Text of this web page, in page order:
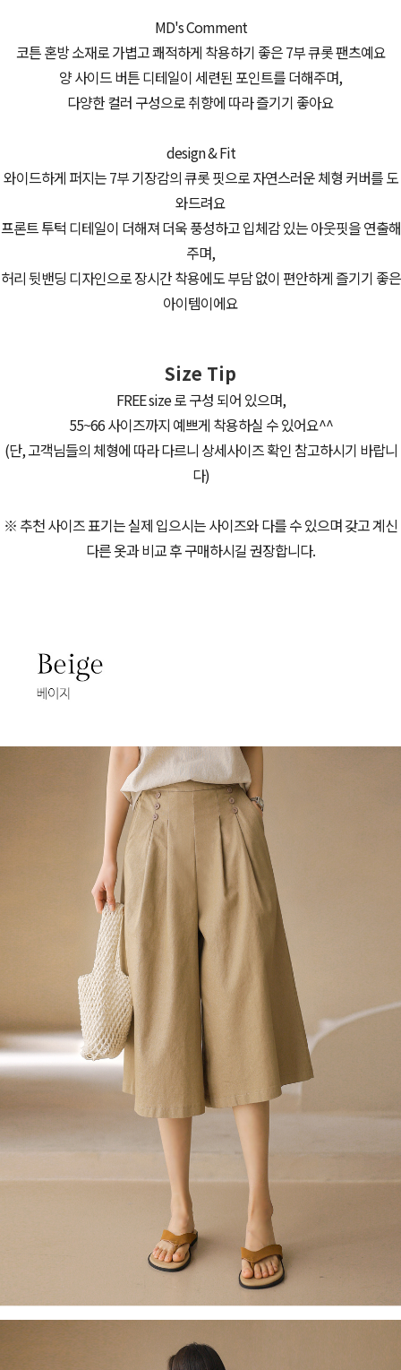
MD's Comment
코튼 혼방 소재로 가볍고 쾌적하게 착용하기 좋은 7부 큐롯 팬츠예요
양 사이드 버튼 디테일이 세련된 포인트를 더해주며,
다양한 컬러 구성으로 취향에 따라 즐기기 좋아요
design & Fit
와이드하게 퍼지는 7부 기장감의 큐롯 핏으로 자연스러운 체형 커버를 도
와드려요
프론트 투턱 디테일이 더해져 더욱 풍성하고 입체감 있는 아웃핏을 연출해
주며,
허리 뒷밴딩 디자인으로 장시간 착용에도 부담 없이 편안하게 즐기기 좋은
아이템이에요
Size Tip
FREE size 로 구성 되어 있으며,
55~66 사이즈까지 예쁘게 착용하실 수 있어요^^
(단, 고객님들의 체형에 따라 다르니 상세사이즈 확인 참고하시기 바랍니
다)
※ 추천 사이즈 표기는 실제 입으시는 사이즈와 다를 수 있으며 갖고 계신
다른 옷과 비교 후 구매하시길 권장합니다.